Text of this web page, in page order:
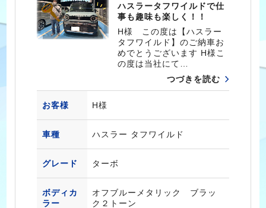
ハスラータフワイルドで仕
事も趣味も楽しく！！
H様 この度は【ハスラー
タフワイルド】のご納車お
めでとうございます H様こ
の度は当社にて…
つづきを読む
お客様 H様
車種 ハスラー タフワイルド
グレード ターボ
ボディカ
ラー
オフブルーメタリック ブラッ
ク２トーン